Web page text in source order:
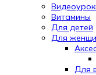
Витамины
Для детей
Для
Для